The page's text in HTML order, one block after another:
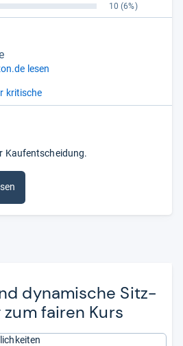
10 (6%)
lesen
kritische
Kaufentscheidung.
dyna­mi­sche Sitz-​
fai­ren Kurs